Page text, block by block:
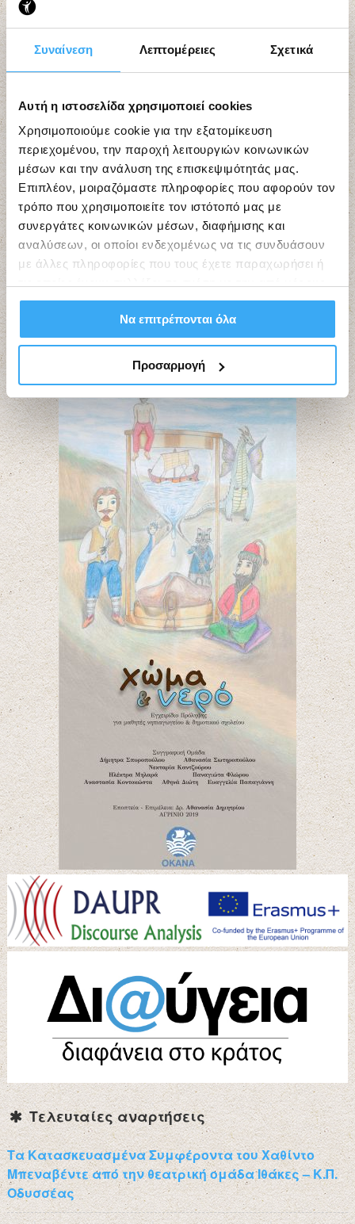
Συναίνεση Λεπτομέρειες Σχετικά
Αυτή η ιστοσελίδα χρησιμοποιεί cookies
Χρησιμοποιούμε cookie για την εξατομίκευση
περιεχομένου, την παροχή λειτουργιών κοινωνικών
μέσων και την ανάλυση της επισκεψιμότητάς μας.
Επιπλέον, μοιραζόμαστε πληροφορίες που αφορούν τον
τρόπο που χρησιμοποιείτε τον ιστότοπό μας με
συνεργάτες κοινωνικών μέσων, διαφήμισης και
αναλύσεων, οι οποίοι ενδεχομένως να τις συνδυάσουν
με άλλες πληροφορίες που τους έχετε παραχωρήσει ή
σας χρήση των υπηρεσιών τους.
Να επιτρέπονται όλα
Προσαρμογή
Εργαστήρια Τέχνης “ΙΘΑΚΕΣ”
Τελευταίες αναρτήσεις
Τα Κατασκευασμένα Συμφέροντα του Χαθίντο
Μπεναβέντε από την θεατρική ομάδα Ιθάκες – Κ.Π.
Οδυσσέας